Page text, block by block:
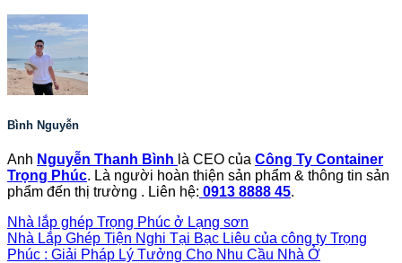
Bình Nguyễn
Anh Nguyễn Thanh Bình là CEO của Công Ty Container
Trọng Phúc. Là người hoàn thiện sản phẩm & thông tin sản
phẩm đến thị trường . Liên hệ: 0913 8888 45.
Nhà lắp ghép Trọng Phúc ở Lạng sơn
Nhà Lắp Ghép Tiện Nghi Tại Bạc Liêu của công ty Trọng
Phúc : Giải Pháp Lý Tưởng Cho Nhu Cầu Nhà Ở